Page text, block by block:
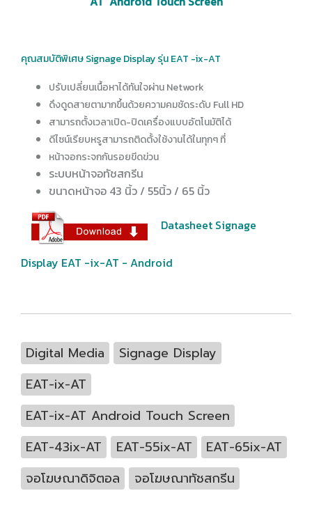
คุณสมบัติพิเศษ Signage Display รุ่น EAT -ix-AT
ปรับเปลี่ยนเนื้อหาได้ทันใจผ่าน Network
ดึงดูดสายตามากขึ้นด้วยความคมชัดระดับ Full HD
สามารถตั้งเวลาเปิด-ปิดเครื่องแบบอัตโนมัติได้
ดีไซน์เรียบหรูสามารถติดตั้งใช้งานได้ในทุกๆ ที่
หน้าจอกระจกกันรอยขีดข่วน
ระบบหน้าจอทัชสกรีน
ขนาดหน้าจอ 43 นิ้ว / 55นิ้ว / 65 นิ้ว
Datasheet Signage
Display EAT -ix-AT - Android
Digital Media
Signage Display
EAT-ix-AT
EAT-ix-AT Android Touch Screen
EAT-43ix-AT
EAT-55ix-AT
EAT-65ix-AT
จอโฆษณาดิจิตอล
จอโฆษณาทัชสกรีน